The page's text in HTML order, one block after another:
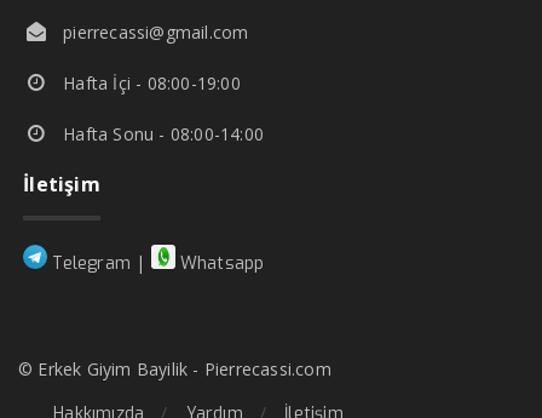
pierrecassi@gmail.com
Hafta İçi - 08:00-19:00
Hafta Sonu - 08:00-14:00
İletişim
Telegram | Whatsapp
© Erkek Giyim Bayilik - Pierrecassi.com